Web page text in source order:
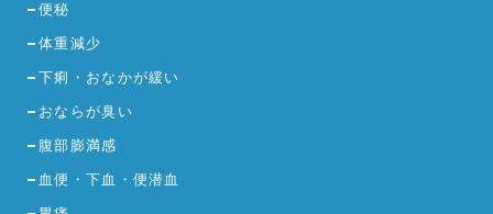
便秘
体重減少
下痢・おなかが緩い
おならが臭い
腹部膨満感
血便・下血・便潜血